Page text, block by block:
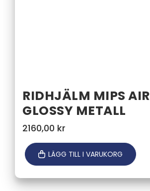
RIDHJÄLM MIPS AIR
GLOSSY METALL
2160,00 kr
LÄGG TILL I VARUKORG